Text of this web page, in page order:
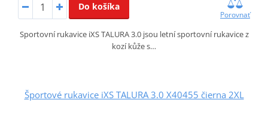
Do košíka
Porovnať
Sportovní rukavice iXS TALURA 3.0 jsou letní sportovní rukavice z
kozí kůže s…
Športové rukavice iXS TALURA 3.0 X40455 čierna 2XL